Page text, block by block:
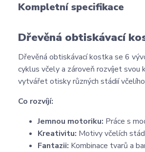
Kompletní specifikace
Dřevěná obtiskávací
Dřevěná obtiskávací kostka se 6
cyklus včely a zároveň rozvíjet
vytvářet otisky různých stádií
Co rozvíjí:
Jemnou motoriku: Práce s
Kreativitu: Motivy včelích
Fantazii: Kombinace tvarů a